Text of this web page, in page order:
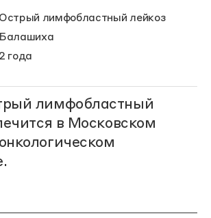
Острый лимфобластный лейкоз
Балашиха
2 года
лимфобластный
в Московском